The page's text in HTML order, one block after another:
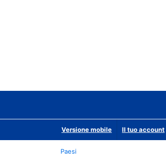
Versione mobile Il tuo account
Paesi